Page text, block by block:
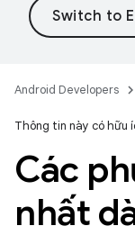
Android Developers
Thông tin này có hữu
Các
nhất